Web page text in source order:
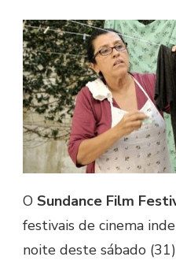
O Sundance Film
festivais de cinema
noite deste sábado